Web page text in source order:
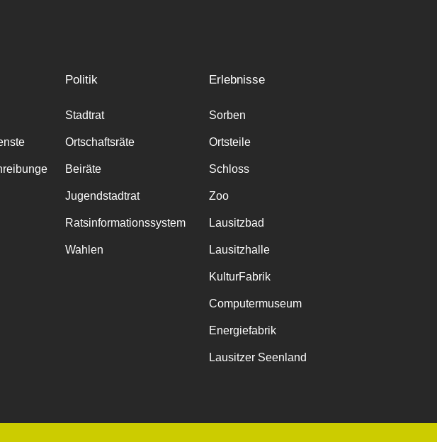
Politik
Stadtrat
Ortschaftsräte
Beiräte
Jugendstadtrat
Ratsinformationssystem
Wahlen
Erlebnisse
Sorben
Ortsteile
Schloss
Zoo
Lausitzbad
Lausitzhalle
KulturFabrik
Computermuseum
Energiefabrik
Lausitzer Seenland